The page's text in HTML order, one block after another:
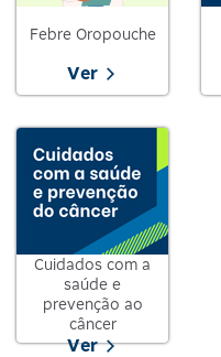
Febre Oropouche
Ver
Cuidados com a
saúde e
prevenção ao
câncer
Ver